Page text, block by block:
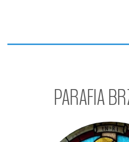
mój Syn umiłowany, w
upodobanie, Jego
słysząc to, upadli na twarz
A Jezus zbliżył się do nich,
PARAFIA